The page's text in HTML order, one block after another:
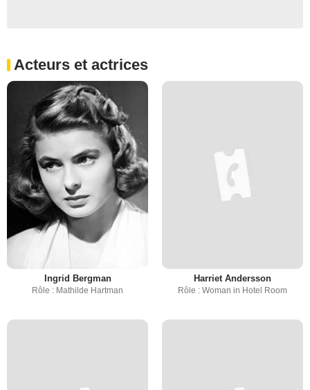
Acteurs et actrices
Ingrid Bergman
Rôle : Mathilde Hartman
Harriet Andersson
Rôle : Woman in Hotel Room